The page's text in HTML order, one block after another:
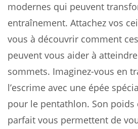
modernes qui peuvent
entraînement. Attachez vos
vous à découvrir comment
peuvent vous aider à
sommets. Imaginez-vous en
l’escrime avec une épée
pour le pentathlon. Son
parfait vous permettent de